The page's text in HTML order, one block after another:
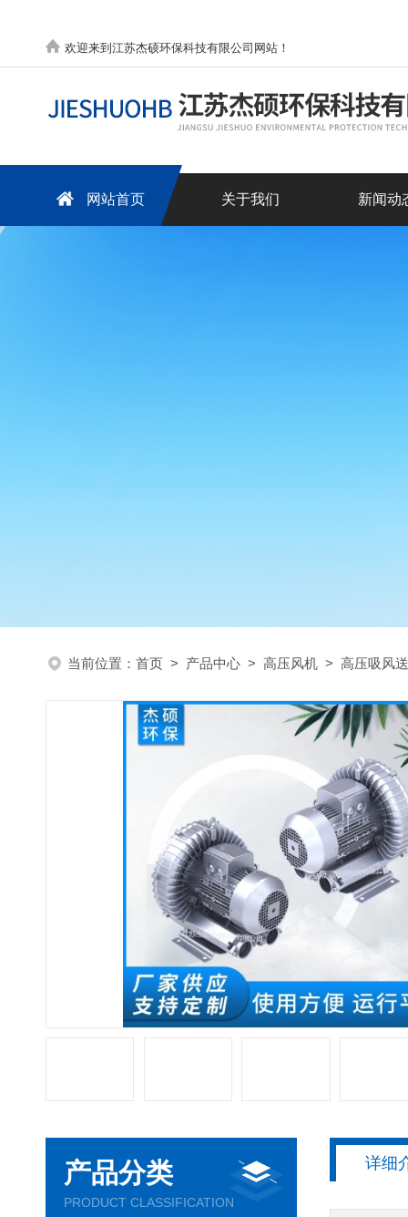
欢迎来到江苏杰硕环保科技有限公司网站！
网站首页 关于我们 新闻动
当前位置： 首页 > 产品中心 > 高压风机 > 高压吸风
产品分类
PRODUCT CLASSIFICATION
详细